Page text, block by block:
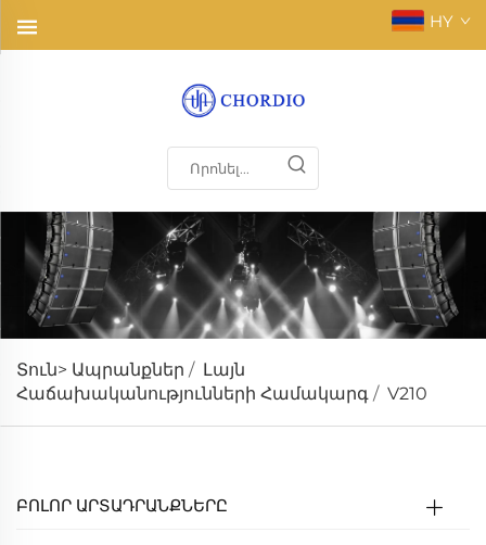
HY
Տուն> Ապրանքներ / Լայն
Հաճախականությունների Համակարգ / V210
ԲՈԼՈՐ ԱՐՏԱԴՐԱՆՔՆԵՐԸ